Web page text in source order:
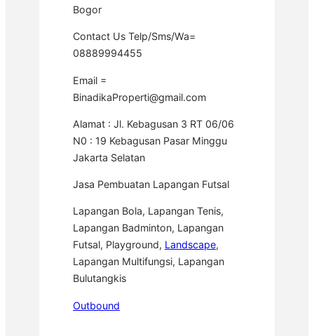
Bogor
Contact Us Telp/Sms/Wa=
08889994455
Email =
BinadikaProperti@gmail.com
Alamat : Jl. Kebagusan 3 RT 06/06
N0 : 19 Kebagusan Pasar Minggu
Jakarta Selatan
Jasa Pembuatan Lapangan Futsal
Lapangan Bola, Lapangan Tenis,
Lapangan Badminton, Lapangan
Futsal, Playground, Landscape,
Lapangan Multifungsi, Lapangan
Bulutangkis
Outbound